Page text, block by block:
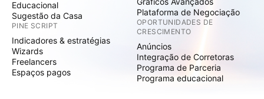
Educacional
Sugestão da Casa
PINE SCRIPT
Indicadores & estratégias
Wizards
Freelancers
Espaços pagos
Plataforma de Negociação
OPORTUNIDADES DE
CRESCIMENTO
Anúncios
Integração de Corretoras
Programa de Parceria
Programa educacional